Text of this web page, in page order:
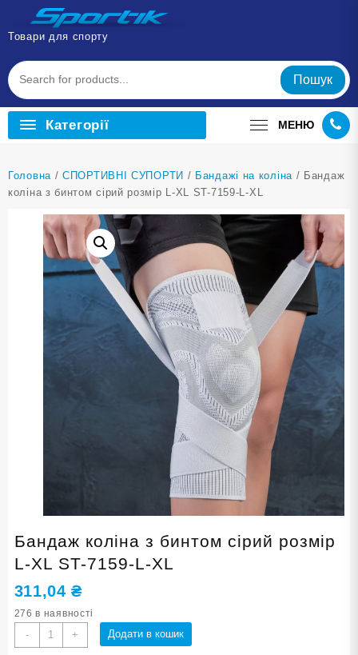
Перейти
вмісту
Товари для спорту
Пошук
Категорії МЕНЮ
Головна /СПОРТИВНІ СУПОРТИ / Бандажі на коліна / Бандаж
коліна з бинтом сірий розмір L-XL ST-7159-L-XL
Бандаж коліна з бинтом сірий розмір
L-XL ST-7159-L-XL
311,04₴
276 в наявності
-
Бандаж
коліна
+ Додати в кошик